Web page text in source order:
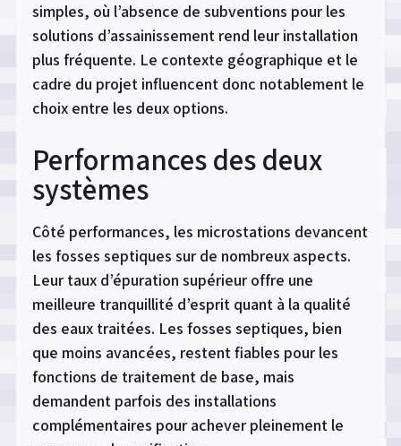
simples, où l’absence de subventions pour les
solutions d’assainissement rend leur installation
plus fréquente. Le contexte géographique et le
cadre du projet influencent donc notablement le
choix entre les deux options.
Performances des deux
systèmes
Côté performances, les microstations devancent
les fosses septiques sur de nombreux aspects.
Leur taux d’épuration supérieur offre une
meilleure tranquillité d’esprit quant à la qualité
des eaux traitées. Les fosses septiques, bien
que moins avancées, restent fiables pour les
fonctions de traitement de base, mais
demandent parfois des installations
complémentaires pour achever pleinement le